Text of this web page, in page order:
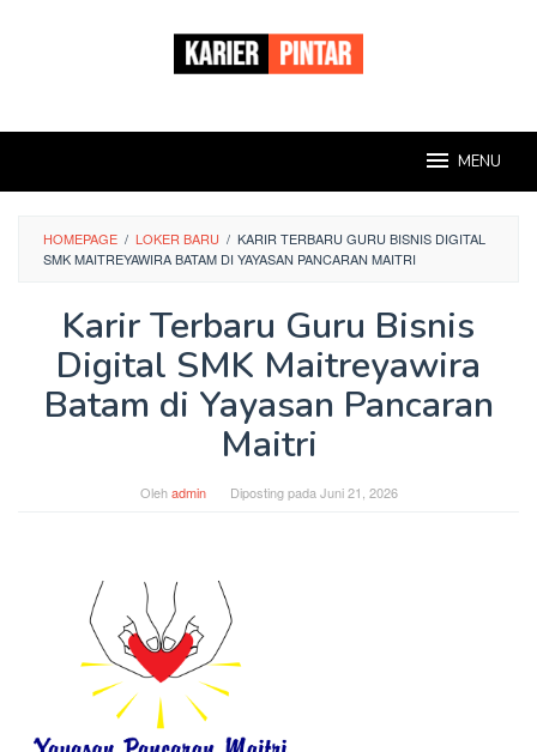
MENU
HOMEPAGE / LOKER BARU / KARIR TERBARU GURU BISNIS DIGITAL
SMK MAITREYAWIRA BATAM DI YAYASAN PANCARAN MAITRI
Karir Terbaru Guru Bisnis
Digital SMK Maitreyawira
Batam di Yayasan Pancaran
Maitri
Olehadmin Diposting pada Juni 21, 2026